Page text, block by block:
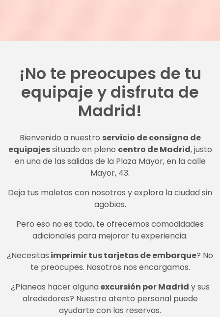
¡No te preocupes de tu
equipaje y disfruta de
Madrid!
Bienvenido a nuestro servicio de consigna de
equipajessituado en pleno centro de Madrid, justo
en una de las salidas de la Plaza Mayor, en la calle
Mayor, 43.
Deja tus maletas con nosotros y explora la ciudad sin
agobios.
Pero eso no es todo, te ofrecemos comodidades
adicionales para mejorar tu experiencia.
¿Necesitas imprimir tus tarjetas de embarque? No
te preocupes. Nosotros nos encargamos.
¿Planeas hacer algunaexcursión por Madrid y sus
alrededores? Nuestro atento personal puede
ayudarte con las reservas.